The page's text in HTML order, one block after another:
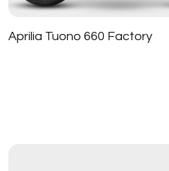
Aprilia Tuono 660 Factory